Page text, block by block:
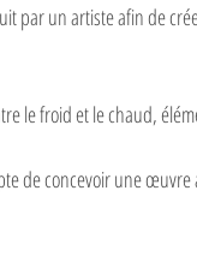
par un artiste afin de
le froid et le chaud,
de concevoir une